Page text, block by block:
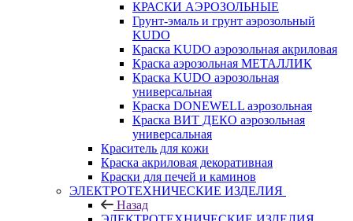
КРАСКИ АЭРОЗОЛЬНЫЕ
Грунт-эмаль и грунт аэрозольный
KUDO
Краска KUDO аэрозольная акриловая
Краска аэрозольная МЕТАЛЛИК
Краска KUDO аэрозольная
универсальная
Краска DONEWELL аэрозольная
Краска ВИТ ДЕКО аэрозольная
универсальная
Краситель для кожи
Краска акриловая декоративная
Краски для печей и каминов
ЭЛЕКТРОТЕХНИЧЕСКИЕ ИЗДЕЛИЯ
Назад